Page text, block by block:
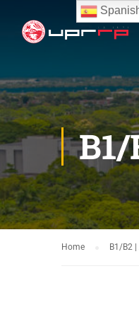
Home B1/B2